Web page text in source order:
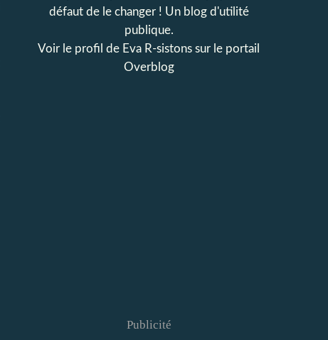
défaut de le changer ! Un blog d'utilité
publique.
Voir le profil de Eva R-sistons sur le portail
Overblog
Publicité